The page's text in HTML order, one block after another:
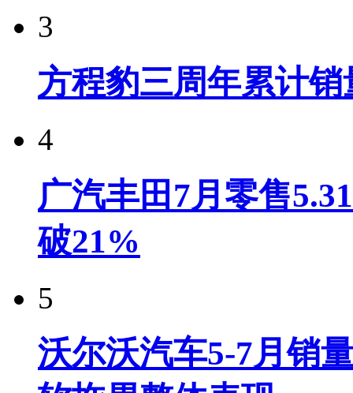
3
方程豹三周年累计
4
广汽丰田7月零售
破21%
5
沃尔沃汽车5-7月销